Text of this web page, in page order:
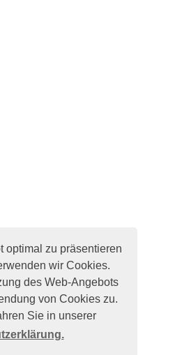
optimal zu präsentieren
wir Cookies.
des Web-Angebots
von Cookies zu.
Sie in unserer